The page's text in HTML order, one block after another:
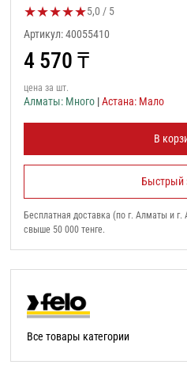
★★★★★Оценка товара:
5,0 / 5
Артикул: 40055410
4 570 ₸
цена за шт.
Алматы: Много |Астана: Мало
В
Быстрый
Бесплатная доставка (по г. Алматы и
свыше 50 000 тенге.
Все товары категории